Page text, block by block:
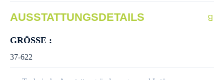
AUSSTATTUNGSDETAILS
GRÖSSE :
37-622